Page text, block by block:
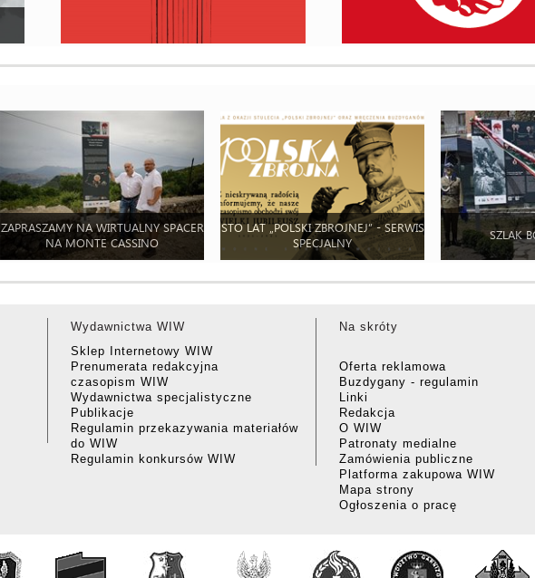
ZAPRASZAMY NA WIRTUALNY SPACER
NA MONTE CASSINO
STO LAT „POLSKI ZBROJNEJ” - SERWIS
SPECJALNY
SZLAK
Wydawnictwa WIW
Sklep Internetowy WIW
Prenumerata redakcyjna
czasopism WIW
Wydawnictwa specjalistyczne
Publikacje
Regulamin przekazywania materiałów
do WIW
Regulamin konkursów WIW
Na skróty
Oferta reklamowa
Buzdygany - regulamin
Linki
Redakcja
O WIW
Patronaty medialne
Zamówienia publiczne
Platforma zakupowa WIW
Mapa strony
Ogłoszenia o pracę